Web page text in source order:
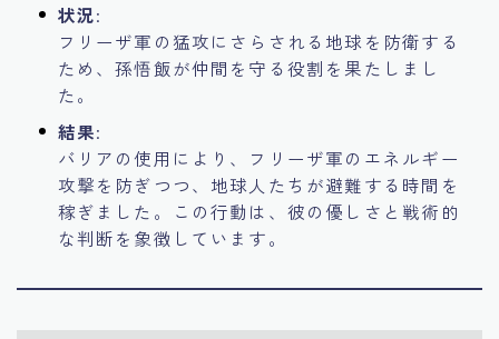
状況:
フリーザ軍の猛攻にさらされる地球を防衛する
ため、孫悟飯が仲間を守る役割を果たしまし
た。
結果:
バリアの使用により、フリーザ軍のエネルギー
攻撃を防ぎつつ、地球人たちが避難する時間を
稼ぎました。この行動は、彼の優しさと戦術的
な判断を象徴しています。